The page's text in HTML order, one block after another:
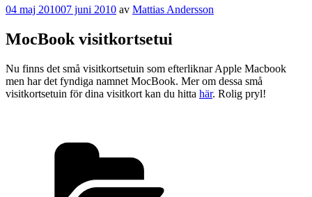
Publicerat
04 maj 201007 juni 2010 av Mattias Andersson
MocBook visitkortsetui
Nu finns det små visitkortsetuin som efterliknar Apple Macbook
men har det fyndiga namnet MocBook. Mer om dessa små
visitkortsetuin för dina visitkort kan du hitta här. Rolig pryl!